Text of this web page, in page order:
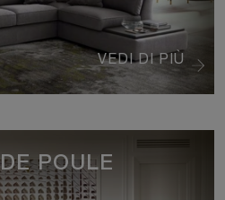
VEDI DI PIÙ
POULE